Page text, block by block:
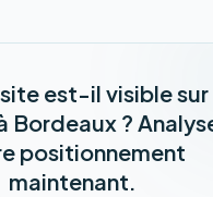
est-il visible sur
Bordeaux ?
positionnement
maintenant.